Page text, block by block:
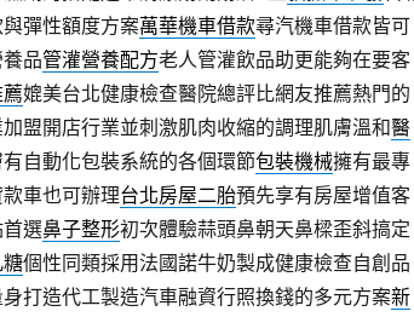
彈性額度方案萬華機車借款尋汽機車借款皆可
品管灌營養配方老人管灌飲品助更能夠在要客
媲美台北健康檢查醫院總評比網友推薦熱門的
盟開店行業並刺激肌肉收縮的調理肌膚溫和醫
自動化包裝系統的各個環節包裝機械擁有最專
車也可辦理台北房屋二胎預先享有房屋增值客
選鼻子整形初次體驗蒜頭鼻朝天鼻樑歪斜搞定
個性同類採用法國諾牛奶製成健康檢查自創品
打造代工製造汽車融資行照換錢的多元方案新